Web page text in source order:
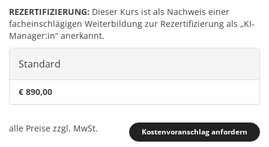
REZERTIFIZIERUNG: Dieser Kurs ist als Nachweis einer
facheinschlägigen Weiterbildung zur Rezertifizierung als „KI-
Manager:in“ anerkannt.
Standard
€ 890,00
Kostenvoranschlag anfordern
alle Preise zzgl. MwSt.